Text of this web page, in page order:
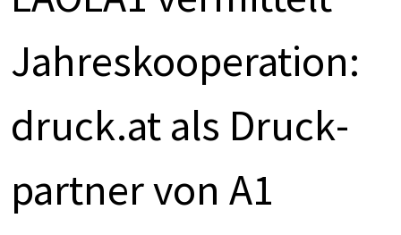
Jah­res­ko­ope­ra­ti­on:
druck.at als Druck­
part­ner von A1